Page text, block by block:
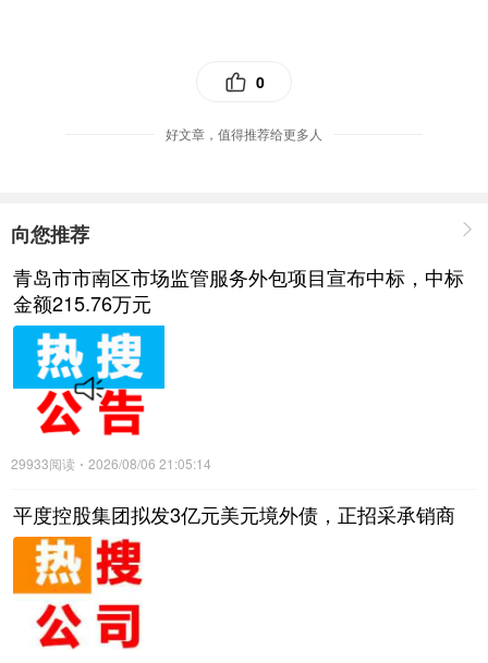
0
好文章，值得推荐给更多人
向您推荐
青岛市市南区市场监管服务外包项目宣布中标，中标
金额215.76万元
29933阅读 2026/08/06 21:05:14
平度控股集团拟发3亿元美元境外债，正招采承销商